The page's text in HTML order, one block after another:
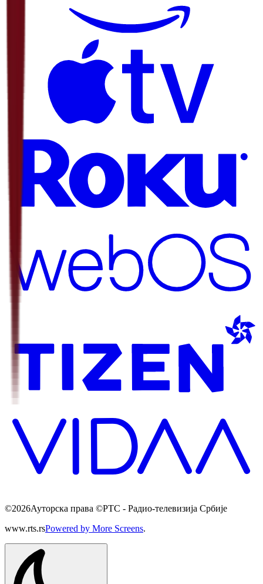
©2026Ауторска права ©РТС - Радио-телевизија Србије
www.rts.rsPowered by More Screens.